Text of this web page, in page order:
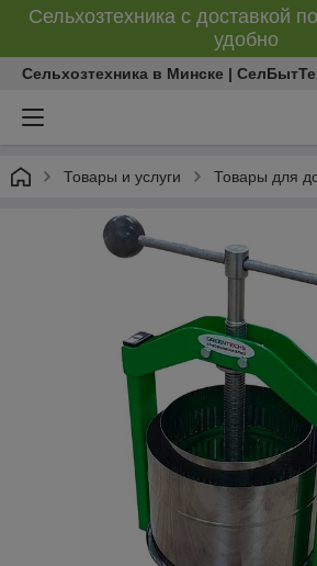
Сельхозтехника с доставкой
удобно
Сельхозтехника в Минске |
Товары и услуги Товары для